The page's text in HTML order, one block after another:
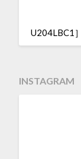
U204LBC1］
INSTAGRAM